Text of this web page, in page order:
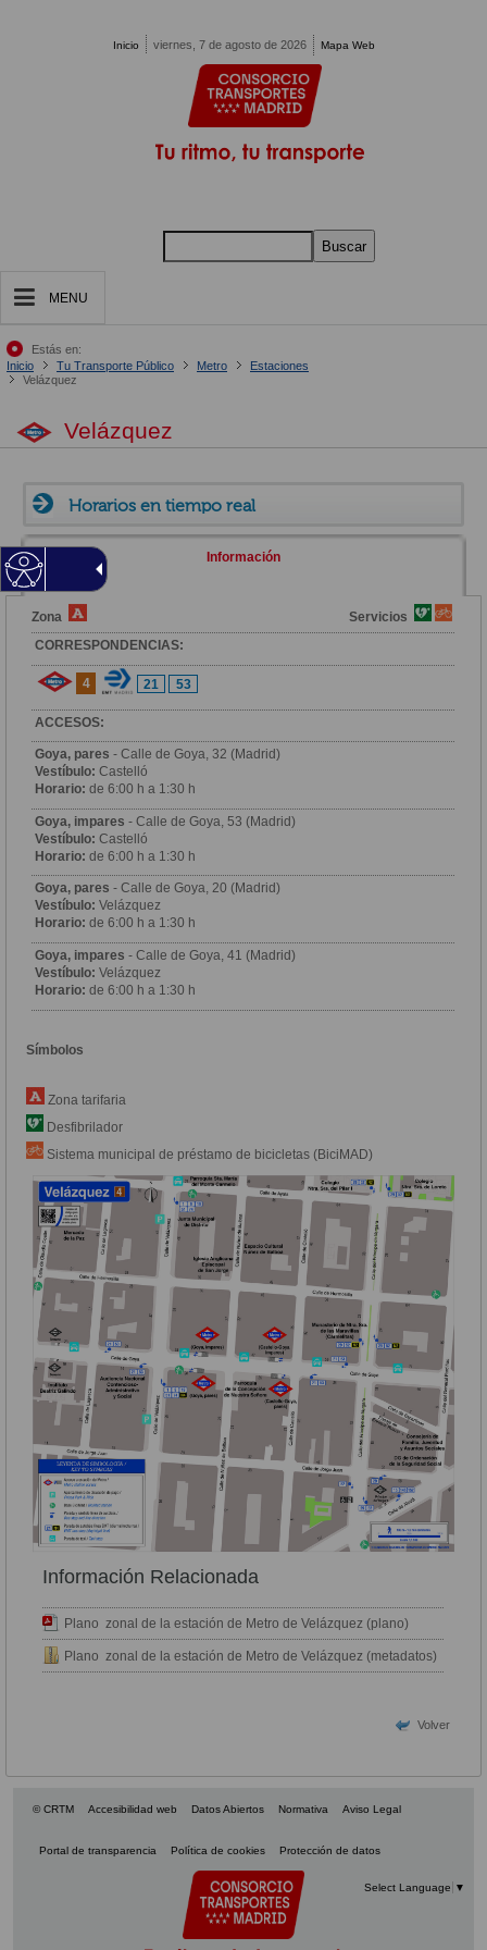
Inicio viernes, 7 de agosto de 2026 Mapa Web
Buscar
MENU
Estás en:
Inicio
Tu Transporte Público Metro
Estaciones
Velázquez
Velázquez
Horarios en tiempo real
Información
Zona
Servicios
CORRESPONDENCIAS:
4 21 53
ACCESOS:
Goya, pares - Calle de Goya, 32 (Madrid)
Vestíbulo: Castelló
Horario: de 6:00 h a 1:30 h
Goya, impares - Calle de Goya, 53 (Madrid)
Vestíbulo: Castelló
Horario: de 6:00 h a 1:30 h
Goya, pares - Calle de Goya, 20 (Madrid)
Vestíbulo: Velázquez
Horario: de 6:00 h a 1:30 h
Goya, impares - Calle de Goya, 41 (Madrid)
Vestíbulo: Velázquez
Horario: de 6:00 h a 1:30 h
Símbolos
Zona tarifaria
Desfibrilador
Sistema municipal de préstamo de bicicletas (BiciMAD)
Información Relacionada
Plano zonal de la estación de Metro de Velázquez (plano)
Plano zonal de la estación de Metro de Velázquez (metadatos)
Volver
© CRTM Accesibilidad web Datos Abiertos Normativa Aviso Legal
Portal de transparencia Política de cookies Protección de datos
Select Language ▼